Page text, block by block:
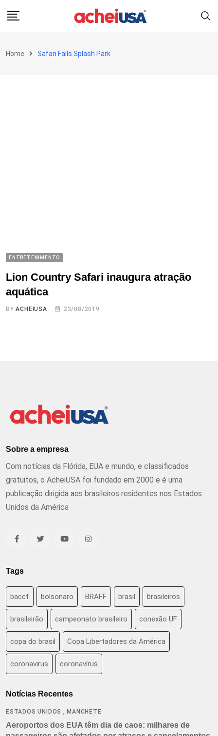
Home Safari Falls Splash Park
ENTRETENIMENTO
Lion Country Safari inaugura atração
aquática
BYACHEIUSA 23/08/2019
Sobre a empresa
Com notícias da Flórida, EUA e mundo, e classificados
gratuitos, o AcheiUSA foi fundado em 2000 e é uma
publicação dirigida aos brasileiros residentes nos Estados
Unidos da América
Tags
baccf bolsonaro BRAFF brasil brasileiros
brasileirão campeonato brasileiro conexão UF
copa do brasil Copa Libertadores da América
coronavirus coronavírus
Notícias Recentes
ESTADOS UNIDOS ,MANCHETE
Aeroportos dos EUA têm dia de caos: milhares de